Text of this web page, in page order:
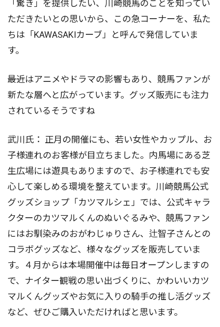
「驚き」を提供したい、川崎競馬のことを知ってい
ただきたいとの思いから、この急コーナーを、私た
ちは「KAWASAKIカーブ」と呼んで発信していま
す。
――最近はアニメやドラマの影響もあり、競馬ファンが
新たな層へと広がっています。グッズ販売にも注力
されているそうですね
武川氏： 正月の開催にも、若い女性やカップル、お
子様連れのお客様が目立ちました。内馬場にある芝
生広場には遊具もありますので、お子様連れでも安
心して楽しめる環境を整えています。川崎競馬公式
グッズショップ「カツマルシェ」では、公式キャラ
クターのカツマルくんのぬいぐるみや、競馬ファン
にはお馴染みのおがわじゅりさん、辻智子さんとの
コラボグッズなど、様々なグッズを販売していま
す。４月からは本場開催中は毎日オープンしますの
で、ナイター観戦の思い出づくりに、かわいいカツ
マルくんグッズやお気に入りの騎手の推し活グッズ
など、ぜひご購入いただければと思います。